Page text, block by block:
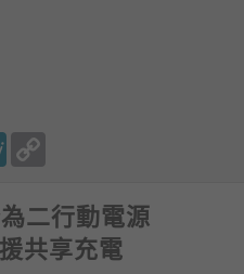
MeWe
二行動電源
共享充電